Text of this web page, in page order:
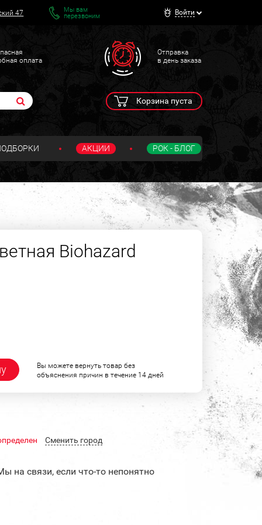
47
Мы вам
перезвоним
Войти
оплата
Отправка
в день заказа
Корзина пуста
АКЦИИ РОК - БЛОГ
Biohazard
Вы можете вернуть товар без
объяснения причин в течение 14 дней
Cменить город
на связи, если что-то непонятно